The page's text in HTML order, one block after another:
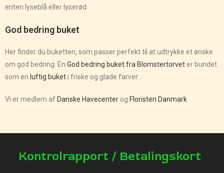
enten lyseblå eller lyserød.
God bedring buket
Her finder du buketten, som passer perfekt til at udtrykke et ønske
om god bedring. En God bedring buket fra Blomstertorveter bundet
som en luftig buketi friske og glade farver.
Vi er medlem afDanske Havecenter og Floristen Danmark
Kontrolrapport / Betalingskort